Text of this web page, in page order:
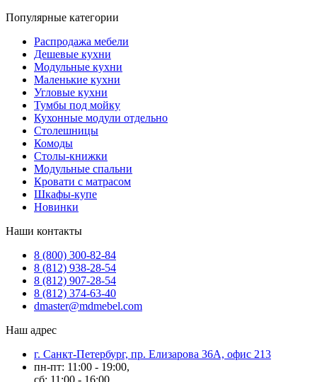
Популярные категории
Распродажа мебели
Дешевые кухни
Модульные кухни
Маленькие кухни
Угловые кухни
Тумбы под мойку
Кухонные модули отдельно
Столешницы
Комоды
Столы-книжки
Модульные спальни
Кровати с матрасом
Шкафы-купе
Новинки
Наши контакты
8 (800) 300-82-84
8 (812) 938-28-54
8 (812) 907-28-54
8 (812) 374-63-40
dmaster@mdmebel.com
Наш адрес
г. Санкт-Петербург, пр. Елизарова 36А, офис 213
пн-пт: 11:00 - 19:00,
сб: 11:00 - 16:00,